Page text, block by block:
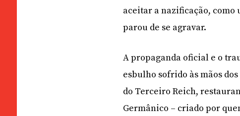
aceitar a nazificação, como
parou de se agravar.
A propaganda oficial e o
esbulho sofrido às mãos
do Terceiro Reich,
Germânico – criado por